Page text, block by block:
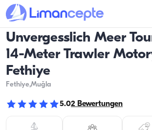
Unvergesslich Meer
14-Meter Trawler
Fethiye
Fethiye,Muğla
5.02 Bewertungen